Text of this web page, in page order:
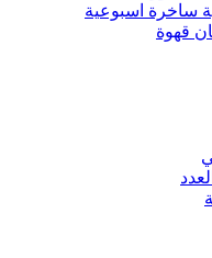
ساخرة اسبوعية
قهوة